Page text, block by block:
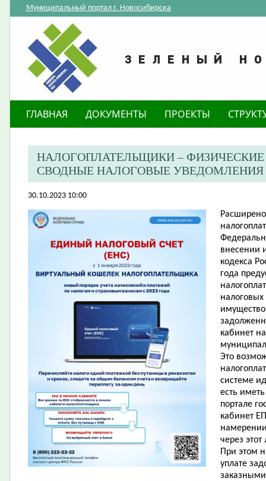
Муниципальный портал г. Новосибирска
ГЛАВНАЯ ДОКУМЕНТЫ ПРОЕКТЫ
НАЛОГОПЛАТЕЛЬЩИКИ –
СВОДНЫЕ НАЛОГОВЫЕ УВЕДОМЛЕНИЯ
30.10.2023 10:00
внесении
кодекса
года
кабинет
Это
системе
есть
портале
кабинет
через
При этом
уплате